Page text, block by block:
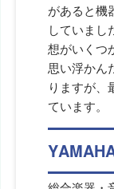
があると機
していまし
想がいくつ
思い浮かん
りますが、
ています。